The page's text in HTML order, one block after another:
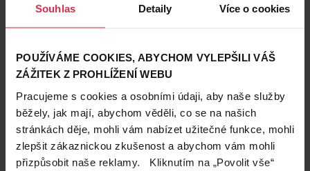
Souhlas Detaily Více o cookies
POUŽÍVÁME COOKIES, ABYCHOM VYLEPŠILI VÁŠ
ZÁŽITEK Z PROHLÍŽENÍ WEBU
Pracujeme s cookies a osobními údaji, aby naše služby
běžely, jak mají, abychom věděli, co se na našich
stránkách děje, mohli vám nabízet užitečné funkce, mohli
zlepšit zákaznickou zkušenost a abychom vám mohli
přizpůsobit naše reklamy. Kliknutím na „Povolit vše“
Do košíku
1,33 Kč/ks
načítám
Do košíku
načítám
výhodně